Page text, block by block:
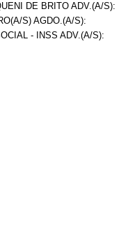
DE BRITO ADV.(A/S):
S) AGDO.(A/S):
- INSS ADV.(A/S):